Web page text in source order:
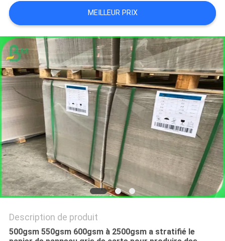
NOUVELLES
LES
AFFAIRES
PLAN
DU
SITE
POLITIQUE
DE
CONFIDENTIALITÉ
MEILLEUR PRIX
Description de produit
500gsm 550gsm 600gsm à 2500gsm a stratifié le